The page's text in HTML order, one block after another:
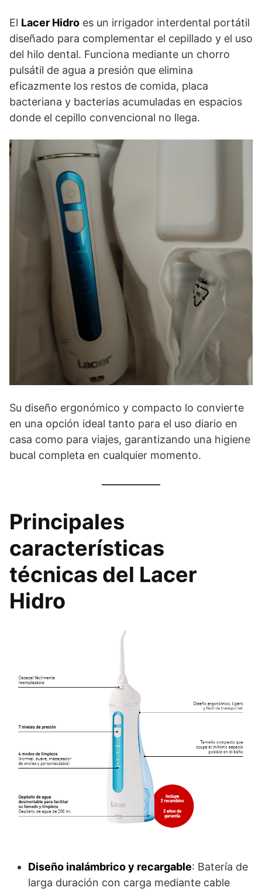
El Lacer Hidro es un irrigador interdental portátil
diseñado para complementar el cepillado y el uso
del hilo dental. Funciona mediante un chorro
pulsátil de agua a presión que elimina
eficazmente los restos de comida, placa
bacteriana y bacterias acumuladas en espacios
donde el cepillo convencional no llega.
Su diseño ergonómico y compacto lo convierte
en una opción ideal tanto para el uso diario en
casa como para viajes, garantizando una higiene
bucal completa en cualquier momento.
Principales
características
técnicas del Lacer
Hidro
Diseño inalámbrico y recargable: Batería de
larga duración con carga mediante cable